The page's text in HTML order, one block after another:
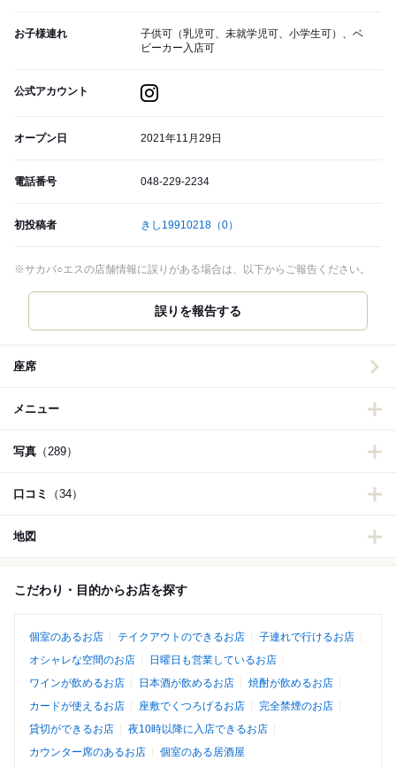
お子様連れ
子供可（乳児可、未就学児可、小学生可）、ベ
ビーカー入店可
公式アカウント
オープン日 2021年11月29日
電話番号 048-229-2234
初投稿者 きし19910218 （0）
※サカバ○エスの店舗情報に誤りがある場合は、以下からご報告ください。
誤りを報告する
座席
メニュー
写真 （289）
口コミ （34）
地図
こだわり・目的からお店を探す
個室のあるお店 テイクアウトのできるお店
子連れで行けるお店
オシャレな空間のお店
日曜日も営業しているお店
ワインが飲めるお店
日本酒が飲めるお店
焼酎が飲めるお店
カードが使えるお店
座敷でくつろげるお店
完全禁煙のお店
貸切ができるお店
夜10時以降に入店できるお店
カウンター席のあるお店
個室のある居酒屋